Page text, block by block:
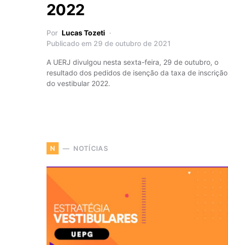
2022
Por Lucas Tozeti
Publicado em 29 de outubro de 2021
A UERJ divulgou nesta sexta-feira, 29 de outubro, o
resultado dos pedidos de isenção da taxa de inscrição
do vestibular 2022.
N NOTÍCIAS